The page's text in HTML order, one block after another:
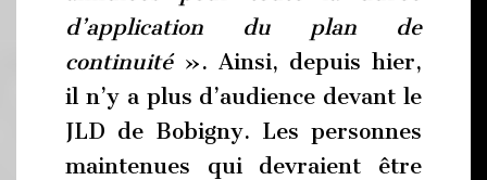
d’application du plan de
continuité». Ainsi, depuis hier,
il n’y a plus d’audience devant le
JLD de Bobigny. Les personnes
maintenues qui devraient être